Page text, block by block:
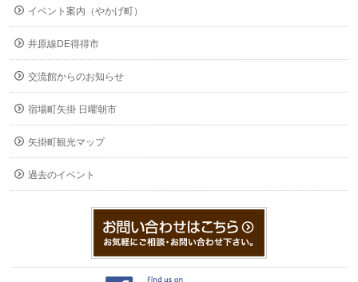
イベント案内（やかげ町）
井原線DE得得市
交流館からのお知らせ
宿場町矢掛 日曜朝市
矢掛町観光マップ
過去のイベント